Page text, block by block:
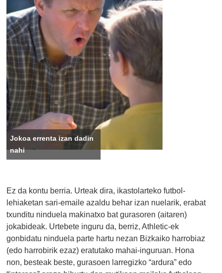
Jokoa errenta izan dadin
nahi
Ez da kontu berria. Urteak dira, ikastolarteko futbol-
lehiaketan sari-emaile azaldu behar izan nuelarik, erabat
txunditu ninduela makinatxo bat gurasoren (aitaren)
jokabideak. Urtebete inguru da, berriz, Athletic-ek
gonbidatu ninduela parte hartu nezan Bizkaiko harrobiaz
(edo harrobirik ezaz) eratutako mahai-inguruan. Hona
non, besteak beste, gurasoen larregizko “ardura” edo